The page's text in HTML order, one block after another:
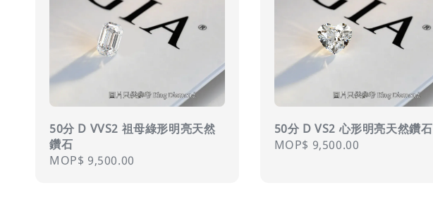
50分 D VVS2 祖母綠形明亮天然
鑽石
Regular
MOP$ 9,500.00
50分 D VS2 心形明亮天然鑽石
Regular
MOP$ 9,500.00